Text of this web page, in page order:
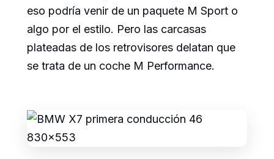
eso podría venir de un paquete M Sport o
algo por el estilo. Pero las carcasas
plateadas de los retrovisores delatan que
se trata de un coche M Performance.